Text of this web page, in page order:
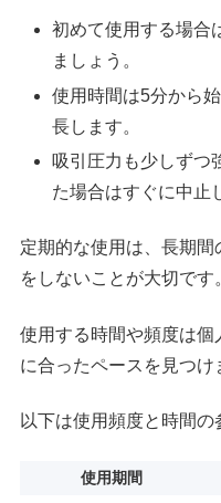
初めて使用する場合
ましょう。
使用時間は5分から
長します。
吸引圧力も少しずつ
た場合はすぐに中止
定期的な使用は、長期
をしないことが大切です
使用する時間や頻度は
に合ったペースを見つけ
以下は使用頻度と時間の
使用期間